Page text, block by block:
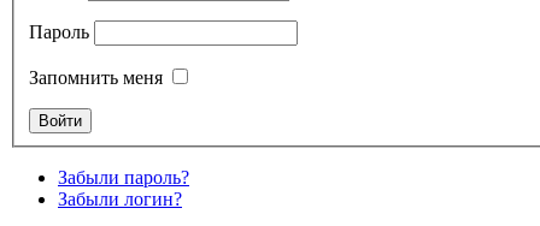
Пароль
Запомнить меня
Забыли пароль?
Забыли логин?